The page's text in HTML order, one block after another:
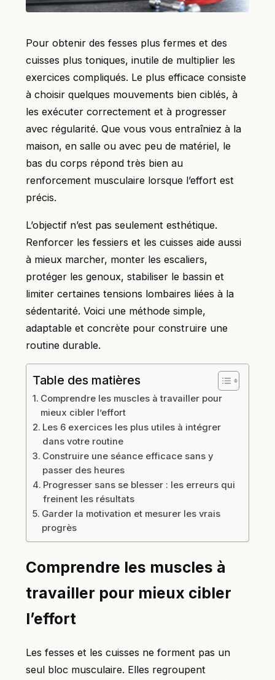
Pour obtenir des fesses plus fermes et des
cuisses plus toniques, inutile de multiplier les
exercices compliqués. Le plus efficace consiste
à choisir quelques mouvements bien ciblés, à
les exécuter correctement et à progresser
avec régularité. Que vous vous entraîniez à la
maison, en salle ou avec peu de matériel, le
bas du corps répond très bien au
renforcement musculaire lorsque l’effort est
précis.
L’objectif n’est pas seulement esthétique.
Renforcer les fessiers et les cuisses aide aussi
à mieux marcher, monter les escaliers,
protéger les genoux, stabiliser le bassin et
limiter certaines tensions lombaires liées à la
sédentarité. Voici une méthode simple,
adaptable et concrète pour construire une
routine durable.
Table des matières
Comprendre les muscles à travailler pour
mieux cibler l’effort
Les 6 exercices les plus utiles à intégrer
dans votre routine
Construire une séance efficace sans y
passer des heures
Progresser sans se blesser : les erreurs qui
freinent les résultats
Garder la motivation et mesurer les vrais
progrès
Comprendre les muscles à
travailler pour mieux cibler
l’effort
Les fesses et les cuisses ne forment pas un
seul bloc musculaire. Elles regroupent